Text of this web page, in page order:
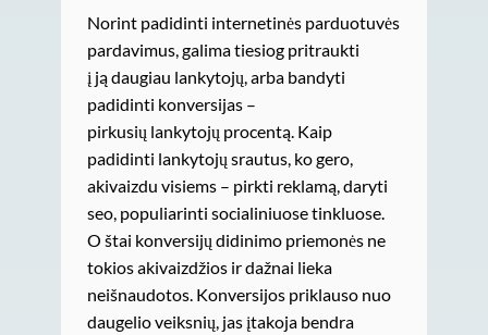
Norint padidinti internetinės parduotuvės
pardavimus, galima tiesiog pritraukti
į ją daugiau lankytojų, arba bandyti
padidinti konversijas –
pirkusių lankytojų procentą. Kaip
padidinti lankytojų srautus, ko gero,
akivaizdu visiems – pirkti reklamą, daryti
seo, populiarinti socialiniuose tinkluose.
O štai konversijų didinimo priemonės ne
tokios akivaizdžios ir dažnai lieka
neišnaudotos. Konversijos priklauso nuo
daugelio veiksnių, jas įtakoja bendra